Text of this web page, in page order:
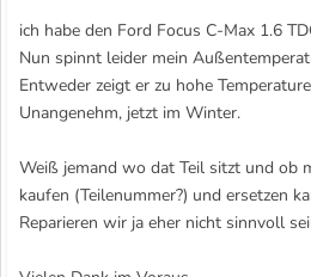
ich habe den Ford Focus C-Max 1.6
Nun spinnt leider mein
Entweder zeigt er zu hohe
Unangenehm, jetzt im Winter.
Weiß jemand wo dat Teil sitzt und ob
kaufen (Teilenummer?) und ersetzen
Reparieren wir ja eher nicht sinnvoll